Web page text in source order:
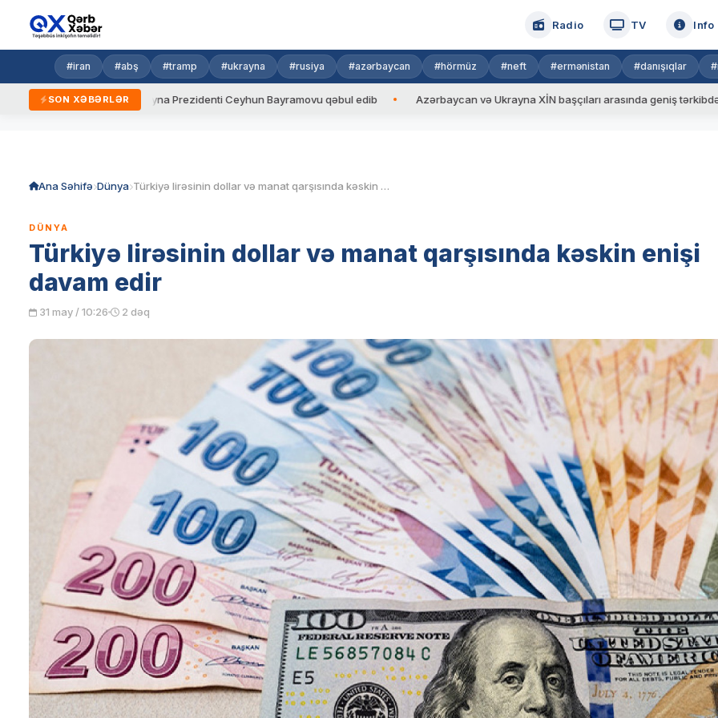
Radio TV Info
#iran #abş #tramp #ukrayna #rusiya #azərbaycan #hörmüz #neft #ermənistan #danışıqlar
SON XƏBƏRLƏR
Ukrayna Prezidenti Ceyhun Bayramovu qəbul edib Azərbaycan və Ukrayna XİN başçıları arasında geniş tərkibdə görüş
Ana Səhifə Dünya Türkiyə lirəsinin dollar və manat qarşısında kəskin enişi davam edir
DÜNYA
Türkiyə lirəsinin dollar və manat qarşısında kəskin enişi
davam edir
31 may / 10:26 2 dəq